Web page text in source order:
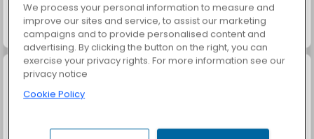
Grand Mahjong Connect
We process your personal information to measure and
improve our sites and service, to assist our marketing
campaigns and to provide personalised content and
advertising. By clicking the button on the right, you can
exercise your privacy rights. For more information see our
privacy notice
Cookie Policy